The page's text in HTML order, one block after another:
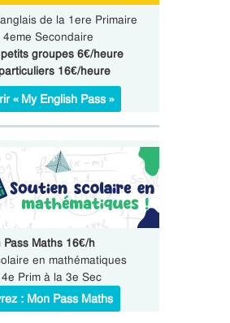
de la 1ere Primaire
4eme Secondaire
groupes 6€/heure
16€/heure
« My English Pass »
Pass Maths 16€/h
en mathématiques
Prim à la 3e Sec
: Mon Pass Maths